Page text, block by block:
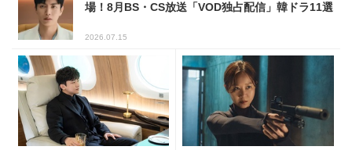
場！8月BS・CS放送「VOD独占配信」韓ドラ11選
2026.07.15